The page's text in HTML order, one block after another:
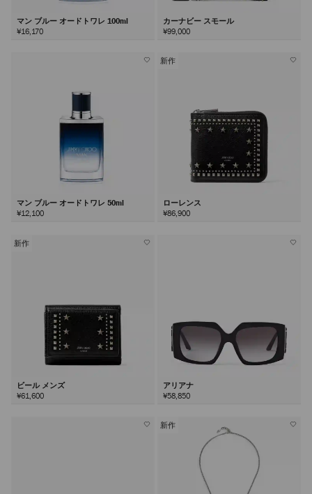
マン ブルー オードトワレ 100ml
¥16,170
カーナビー スモール
¥99,000
マン ブルー オードトワレ 50ml
¥12,100
新作
ローレンス
¥86,900
新作
ビール メンズ
¥61,600
アリアナ
¥58,850
新作